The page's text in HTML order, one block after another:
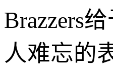
Brazzers
人难忘的